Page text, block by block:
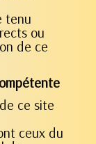
tenu
ou
de ce
ce site
ceux du